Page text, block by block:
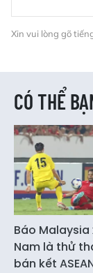
Xin vui lòng gõ
CÓ THỂ
Báo Malaysia
Nam là thử
bán kết